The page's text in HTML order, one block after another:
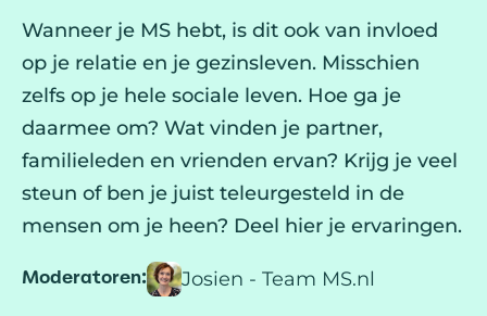
Wanneer je MS hebt, is dit ook van invloed
op je relatie en je gezinsleven. Misschien
zelfs op je hele sociale leven. Hoe ga je
daarmee om? Wat vinden je partner,
familieleden en vrienden ervan? Krijg je veel
steun of ben je juist teleurgesteld in de
mensen om je heen? Deel hier je ervaringen.
Moderatoren: Josien - Team MS.nl